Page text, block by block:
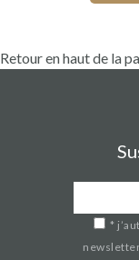
Retour en haut de la
*